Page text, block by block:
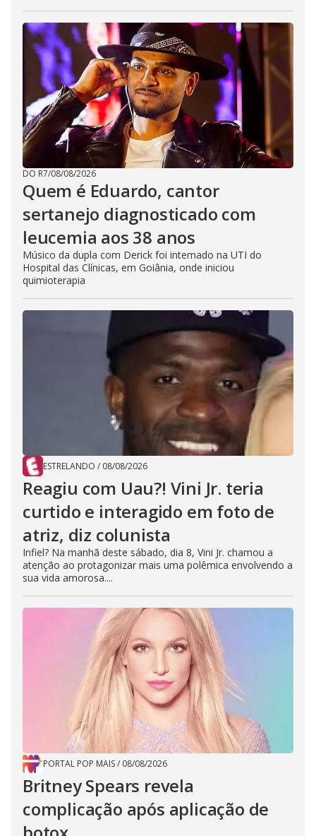
DO R7/08/08/2026
Quem é Eduardo, cantor
sertanejo diagnosticado com
leucemia aos 38 anos
Músico da dupla com Derick foi internado na UTI do
Hospital das Clínicas, em Goiânia, onde iniciou
quimioterapia
ESTRELANDO / 08/08/2026
Reagiu com Uau?! Vini Jr. teria
curtido e interagido em foto de
atriz, diz colunista
Infiel? Na manhã deste sábado, dia 8, Vini Jr. chamou a
atenção ao protagonizar mais uma polêmica envolvendo a
sua vida amorosa....
PORTAL POP MAIS/ 08/08/2026
Britney Spears revela
complicação após aplicação de